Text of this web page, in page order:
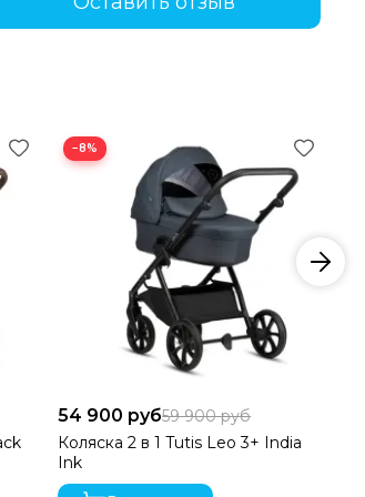
тряску для ребенка.
−8%
54 900 руб59 900 руб
Коляска 2 в 1 Tutis Leo 3+ India
Ink